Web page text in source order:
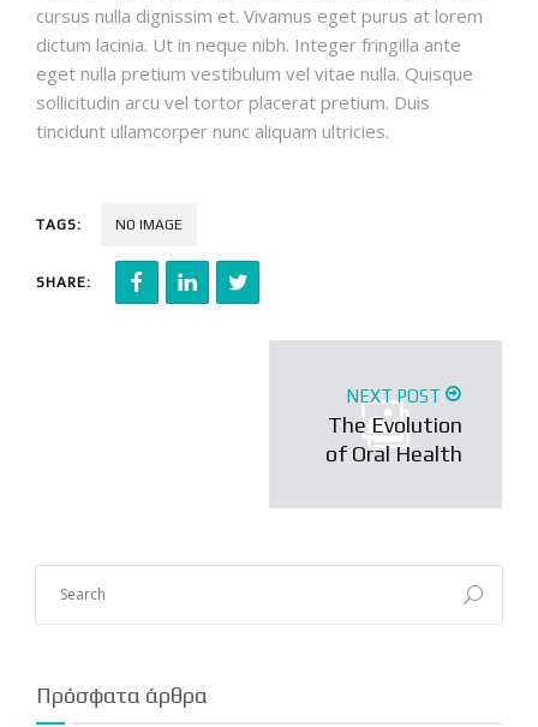
cursus nulla dignissim et. Vivamus eget purus at lorem
dictum lacinia. Ut in neque nibh. Integer fringilla ante
eget nulla pretium vestibulum vel vitae nulla. Quisque
sollicitudin arcu vel tortor placerat pretium. Duis
tincidunt ullamcorper nunc aliquam ultricies.
TAGS: NO IMAGE
SHARE:
NEXT POST
The Evolution
of Oral Health
Πρόσφατα άρθρα